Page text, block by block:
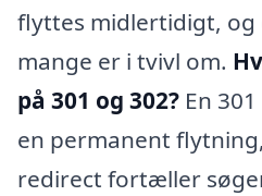
flyttes midlertidigt, og
mange er i tvivl om.
på 301 og 302? En
en permanent
redirect fortæller